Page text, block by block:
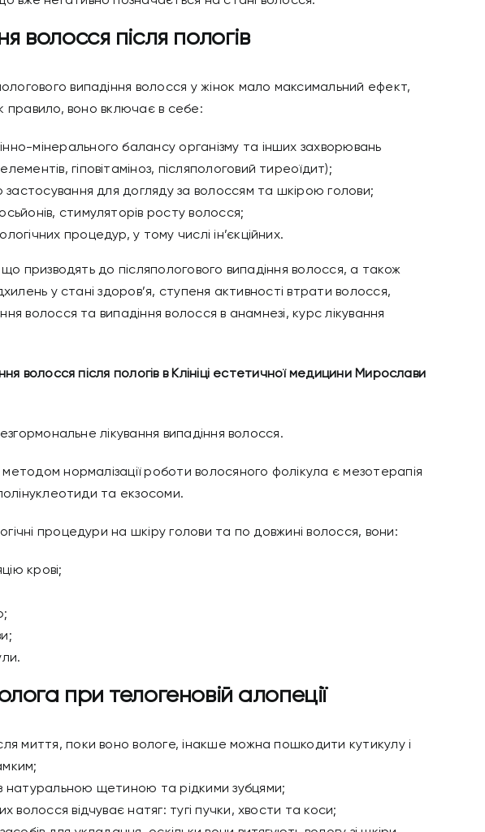
волосся після пологів
випадіння волосся у жінок мало максимальний ефект,
правило, воно включає в себе:
мінерального балансу організму та інших захворювань
гіповітаміноз, післяпологовий тиреоїдит);
застосування для догляду за волоссям та шкірою голови;
стимуляторів росту волосся;
процедур, у тому числі ін’єкційних.
що призводять до післяпологового випадіння волосся, а також
у стані здоров’я, ступеня активності втрати волосся,
волосся та випадіння волосся в анамнезі, курс лікування
волосся після пологів в Клініці естетичної медицини Мирослави
лікування випадіння волосся.
нормалізації роботи волосяного фолікула є мезотерапія
та екзосоми.
процедури на шкіру голови та по довжині волосся, вони:
крові;
при телогеновій алопеції
миття, поки воно вологе, інакше можна пошкодити кутикулу і
з натуральною щетиною та рідкими зубцями;
волосся відчуває натяг: тугі пучки, хвости та коси;